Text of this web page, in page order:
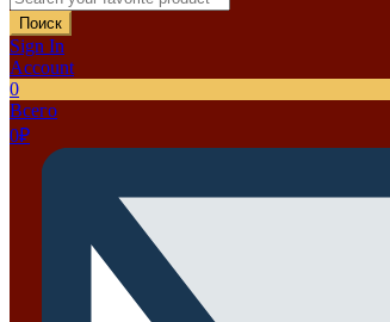
Поиск
Sign In
Account
0
Всего
0₽